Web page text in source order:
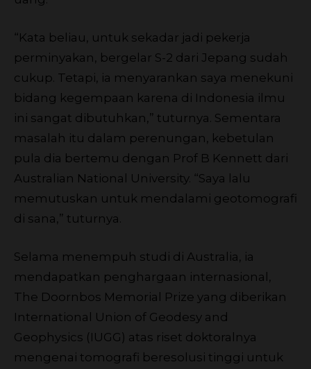
“Kata beliau, untuk sekadar jadi pekerja
perminyakan, bergelar S-2 dari Jepang sudah
cukup. Tetapi, ia menyarankan saya menekuni
bidang kegempaan karena di Indonesia ilmu
ini sangat dibutuhkan,” tuturnya. Sementara
masalah itu dalam perenungan, kebetulan
pula dia bertemu dengan Prof B Kennett dari
Australian National University. “Saya lalu
memutuskan untuk mendalami geotomografi
di sana,” tuturnya.
Selama menempuh studi di Australia, ia
mendapatkan penghargaan internasional,
The Doornbos Memorial Prize yang diberikan
International Union of Geodesy and
Geophysics (IUGG) atas riset doktoralnya
mengenai tomografi beresolusi tinggi untuk